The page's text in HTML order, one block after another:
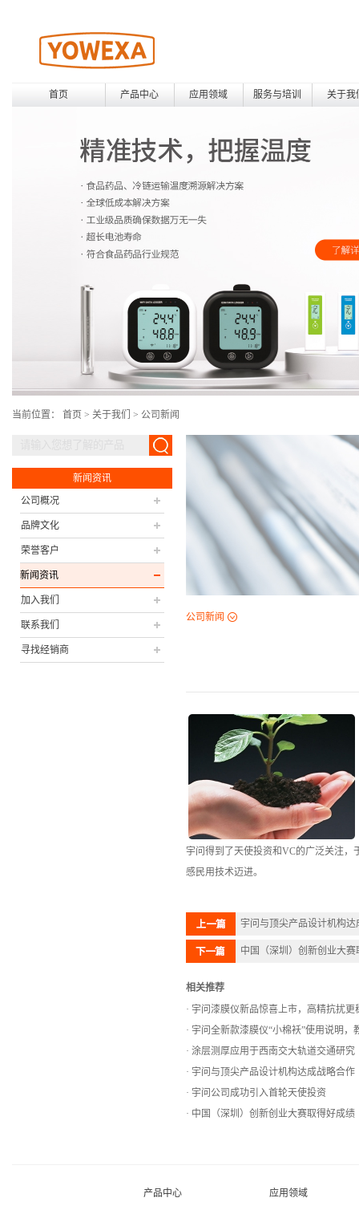
首页 产品中心 应用领域 服务与培训 关于我
当前位置： 首页 > 关于我们 > 公司新闻
新闻资讯
公司概况
品牌文化
荣誉客户
新闻资讯
加入我们
联系我们
寻找经销商
公司新闻
宇问得到了天使投资和VC的广泛关注
感民用技术迈进。
宇问与顶尖产品设计机构达
中国（深圳）创新创业大赛
相关推荐
宇问漆膜仪新品惊喜上市，高精抗扰更
宇问全新款漆膜仪“小棉袄”使用说明，
涂层测厚应用于西南交大轨道交通研究
宇问与顶尖产品设计机构达成战略合作
宇问公司成功引入首轮天使投资
中国（深圳）创新创业大赛取得好成绩
产品中心
应用领域